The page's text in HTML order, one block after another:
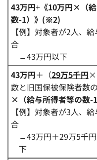
43万円+ 《10万円×（
数-1）》(※2)
【例】対象者が2人、
合
→43万円以下
43万円＋（29万5千円×
数と旧国保被保険者数
×（給与所得者等の数-1
【例】対象者が3人、
合
→43万円＋29万5千
下